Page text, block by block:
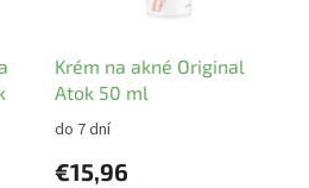
Krém na akné Original
Atok 50 ml
do 7 dní
€15,96